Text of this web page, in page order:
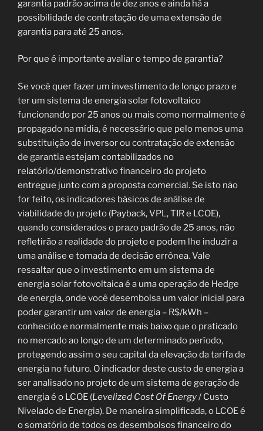
garantia padrão acima de dez anos e ainda há a
possibilidade de contratação de uma extensão de
garantia para até 25 anos.
Por que é importante avaliar o tempo de garantia?
Se você quer fazer um investimento de longo prazo e
ter um sistema de energia solar fotovoltaico
funcionando por 25 anos ou mais como normalmente é
propagado na mídia, é necessário que pelo menos uma
substituição de inversor ou contratação de extensão
de garantia estejam contabilizados no
relatório/demonstrativo financeiro do projeto
entregue junto com a proposta comercial. Se isto não
for feito, os indicadores básicos de análise de
viabilidade do projeto (Payback, VPL, TIR e LCOE),
quando considerados o prazo padrão de 25 anos, não
refletirão a realidade do projeto e podem lhe induzir a
uma análise e tomada de decisão errônea. Vale
ressaltar que o investimento em um sistema de
energia solar fotovoltaica é a uma operação de Hedge
de energia, onde você desembolsa um valor inicial para
poder garantir um valor de energia – R$/kWh –
conhecido e normalmente mais baixo que o praticado
no mercado ao longo de um determinado período,
protegendo assim o seu capital da elevação da tarifa de
energia no futuro. O indicador deste custo de energia a
ser analisado no projeto de um sistema de geração de
energia é o LCOE (Levelized Cost Of Energy/ Custo
Nivelado de Energia). De maneira simplificada, o LCOE é
o somatório de todos os desembolsos financeiro do